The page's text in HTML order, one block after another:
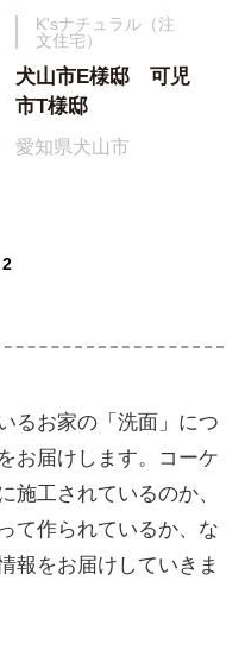
K'sナチュラル（注
文住宅）
犬山市E様邸 可児
市T様邸
愛知県犬山市
2
るお家の「洗面」につ
お届けします。コーケ
施工されているのか、
て作られているか、な
報をお届けしていきま